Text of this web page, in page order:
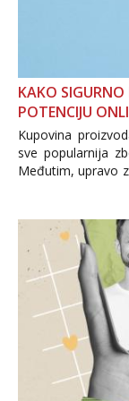
KAKO
POTENCIJU
Kupovina
sve popularnija
Međutim, upravo
i brojni